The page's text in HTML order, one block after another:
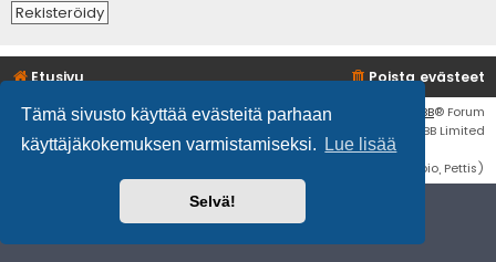
Tämä sivusto käyttää evästeitä parhaan
käyttäjäkokemuksen varmistamiseksi.
Lue lisää
Selvä!
Rekisteröidy
Etusivu Poista evästeet
Flat Style byIan Bradley• Keskustelufoorumin ohjelmisto phpBB® Forum
Software © phpBB Limited
Käännös: phpBB Suomi (lurttinen, harritapio, Pettis)